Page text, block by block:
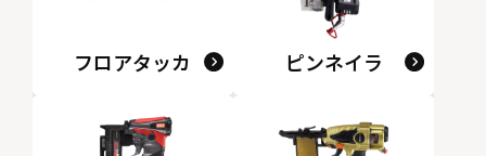
フロアタッカ ピンネイラ